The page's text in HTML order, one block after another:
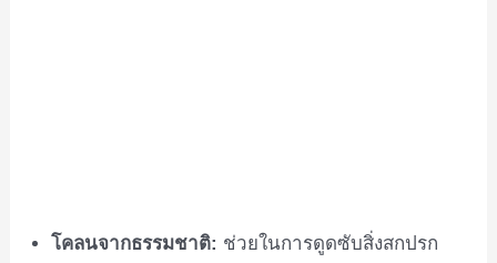
โคลนจากธรรมชาติ: ช่วยในการดูดซับสิ่งสกปรก